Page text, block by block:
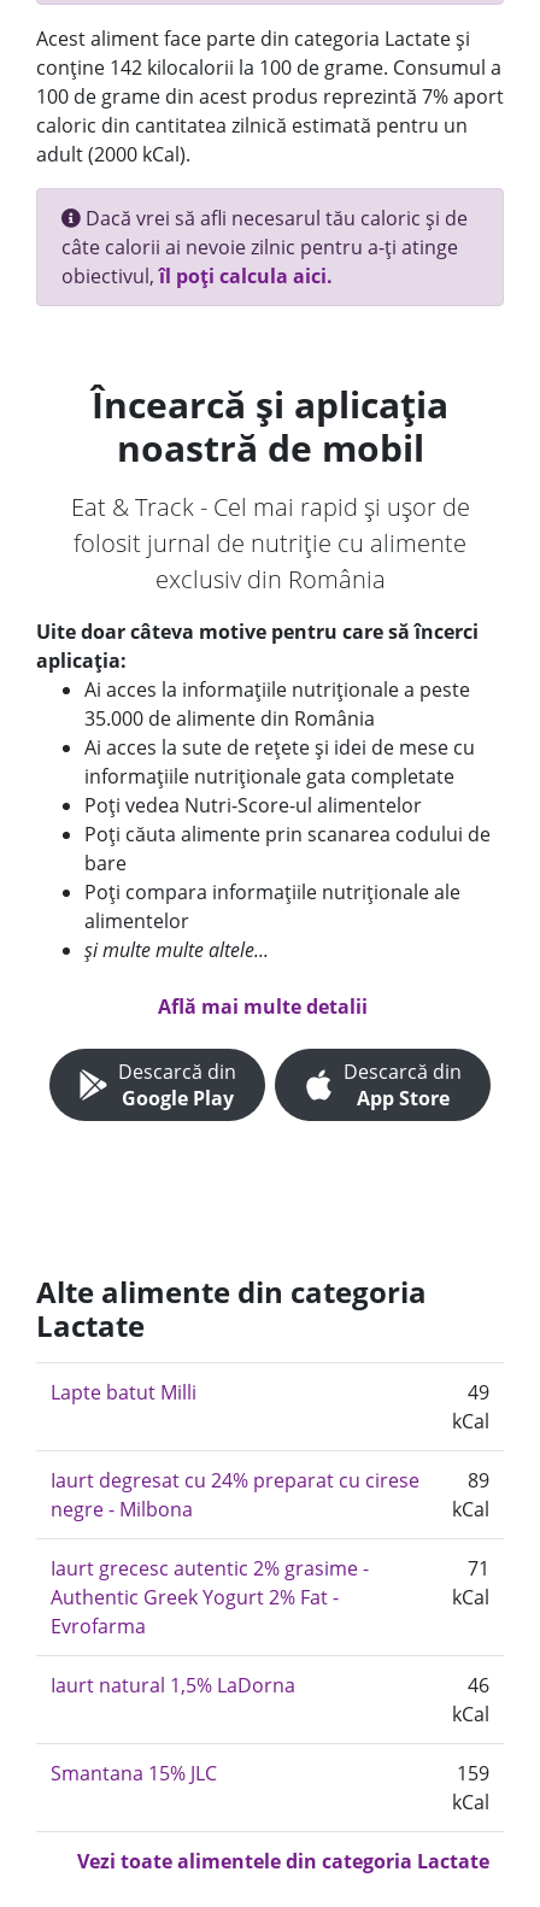
Acest aliment face parte din categoria Lactate și
conține 142 kilocalorii la 100 de grame. Consumul a
100 de grame din acest produs reprezintă 7% aport
caloric din cantitatea zilnică estimată pentru un
adult (2000 kCal).
Dacă vrei să afli necesarul tău caloric și de
câte calorii ai nevoie zilnic pentru a-ți atinge
obiectivul,îl poți calcula aici.
Încearcă și aplicația
noastră de mobil
Eat & Track - Cel mai rapid și ușor de
folosit jurnal de nutriție cu alimente
exclusiv din România
Uite doar câteva motive pentru care să încerci
aplicația:
Ai acces la informațiile nutriționale a peste
35.000 de alimente din România
Ai acces la sute de rețete și idei de mese cu
informațiile nutriționale gata completate
Poți vedea Nutri-Score-ul alimentelor
Poți căuta alimente prin scanarea codului de
bare
Poți compara informațiile nutriționale ale
alimentelor
și multe multe altele...
Află mai multe detalii
Descarcă din
Google Play
Descarcă din
App Store
Alte alimente din categoria
Lactate
Lapte batut Milli
49
kCal
Iaurt degresat cu 24% preparat cu cirese
negre - Milbona
89
kCal
Iaurt grecesc autentic 2% grasime -
Authentic Greek Yogurt 2% Fat -
Evrofarma
71
kCal
Iaurt natural 1,5% LaDorna
46
kCal
Smantana 15% JLC
159
kCal
Vezi toate alimentele din categoria Lactate